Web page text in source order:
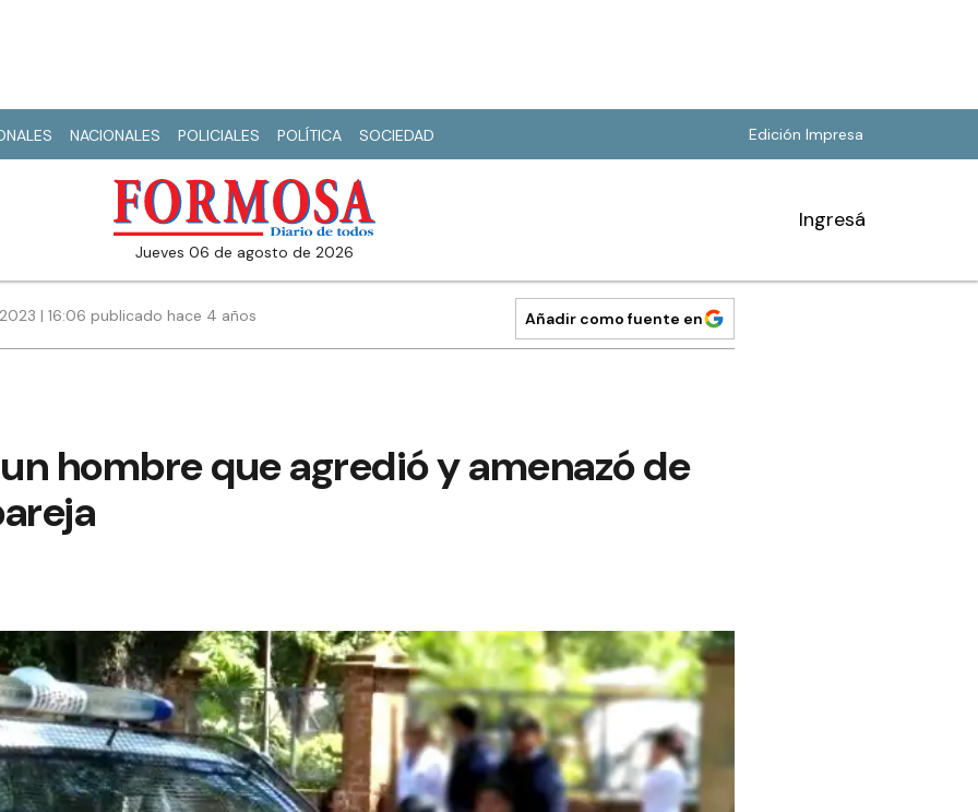
NACIONALES POLICIALES POLÍTICA SOCIEDAD Edición Impresa
jueves 06 de agosto de 2026
Ingresá
| 16:06 publicado hace 4 años Añadir como fuente en
hombre que agredió y amenazó de